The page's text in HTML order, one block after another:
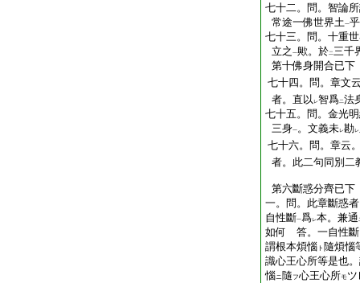
七十二。問。智論
常途一佛世界土一乎
七十三。問。十重
立之 一歟。於二三千
第十佛身開合已下
七十四。問。章文
者。直以 レ智爲二法
七十五。問。金光
三身一。文義未レ勘レ
七十六。問。章云
者。此二句同別二
第六斷惑分齊已下
一。問。此章斷惑
自性斷一爲レ本。兼通
如何 答。一自性斷
謂根本煩惱 ト 隨煩惱
識心王心所等是也
惱ニ隨 フ心王心所モ